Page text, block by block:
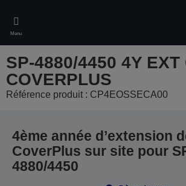
main
content
Menu
SP-4880/4450 4Y EXT
COVERPLUS
Référence produit : CP4EOSSECA00
4ème année d’extension
CoverPlus sur site pour
4880/4450